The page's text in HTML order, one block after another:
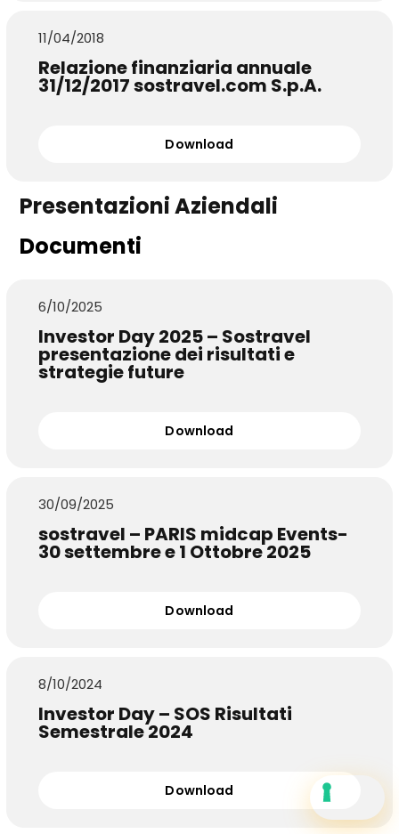
11/04/2018
Relazione finanziaria annuale
31/12/2017 sostravel.com S.p.A.
Download
Presentazioni Aziendali
Documenti
6/10/2025
Investor Day 2025 – Sostravel
presentazione dei risultati e
strategie future
Download
30/09/2025
sostravel – PARIS midcap Events-
30 settembre e 1 Ottobre 2025
Download
8/10/2024
Investor Day – SOS Risultati
Semestrale 2024
Download